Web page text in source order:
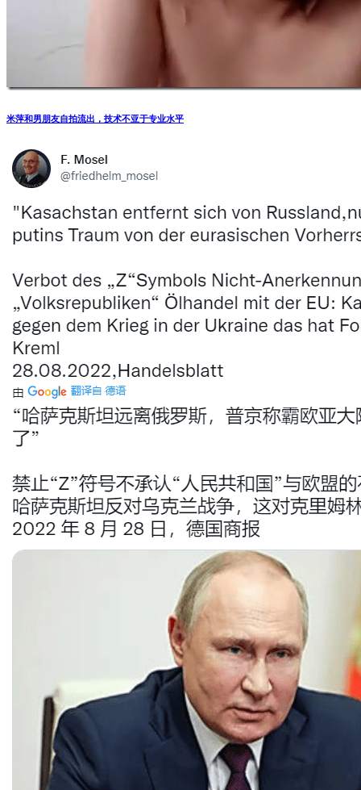
米萍和男朋友自拍流出，技术不亚于专业水平